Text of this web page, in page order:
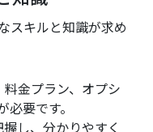
スキルと知識が求め
金プラン、オプシ
要です。
し、分かりやすく